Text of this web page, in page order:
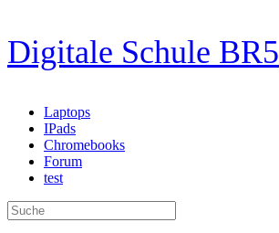
Zum
Inhalt
springen
Digitale Schule BR5
Laptops
IPads
Chromebooks
Forum
test
Suche
nach: